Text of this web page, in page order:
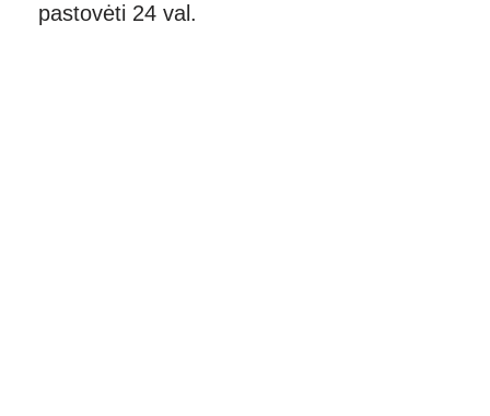
pastovėti 24 val.